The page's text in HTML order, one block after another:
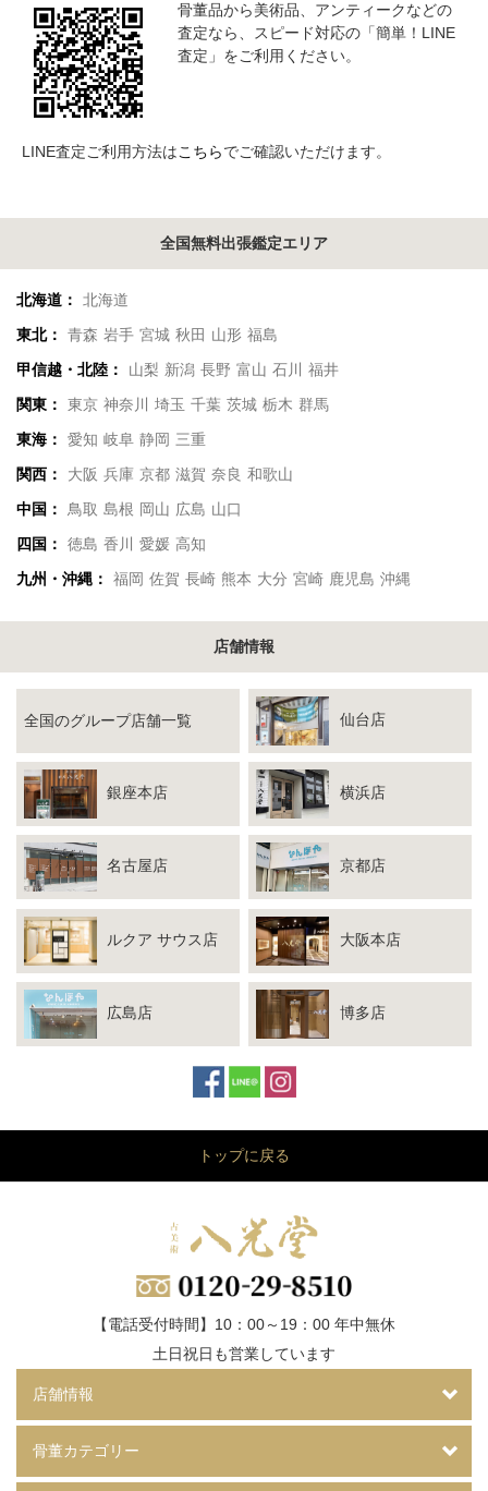
骨董品から美術品、アンティークなどの
査定なら、スピード対応の「簡単！LINE
査定」をご利用ください。
LINE査定ご利用方法はこちらでご確認いただけます。
全国無料出張鑑定エリア
北海道：
北海道
東北：
青森 岩手 宮城 秋田 山形 福島
甲信越・北陸：
山梨 新潟 長野 富山 石川 福井
関東：
東京 神奈川 埼玉 千葉 茨城 栃木 群馬
東海：
愛知 岐阜 静岡 三重
関西：
大阪 兵庫 京都 滋賀 奈良 和歌山
中国：
鳥取 島根 岡山 広島 山口
四国：
徳島 香川 愛媛 高知
九州・沖縄：
福岡 佐賀 長崎 熊本 大分 宮崎 鹿児島 沖縄
店舗情報
全国のグループ店舗一覧 仙台店
銀座本店 横浜店
名古屋店 京都店
ルクア サウス店 大阪本店
広島店 博多店
トップに戻る
【電話受付時間】10：00～19：00 年中無休
土日祝日も営業しています
店舗情報
骨董カテゴリー